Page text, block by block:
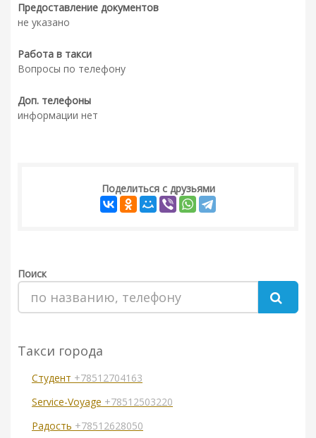
Предоставление документов
не указано
Работа в такси
Вопросы по телефону
Доп. телефоны
информации нет
Поделиться с друзьями
Поиск
Такси города
Студент +78512704163
Service-Voyage +78512503220
Радость +78512628050